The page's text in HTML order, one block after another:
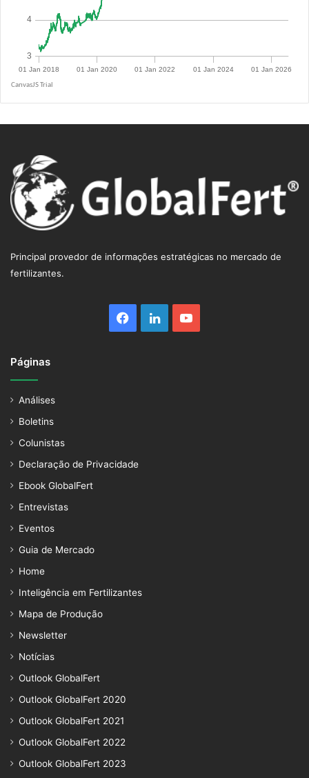
Principal provedor de informações estratégicas no mercado de
fertilizantes.
Facebook
LinkedinYouTube
Páginas
Análises
Boletins
Colunistas
Declaração de Privacidade
Ebook GlobalFert
Entrevistas
Eventos
Guia de Mercado
Home
Inteligência em Fertilizantes
Mapa de Produção
Newsletter
Notícias
Outlook GlobalFert
Outlook GlobalFert 2020
Outlook GlobalFert 2021
Outlook GlobalFert 2022
Outlook GlobalFert 2023